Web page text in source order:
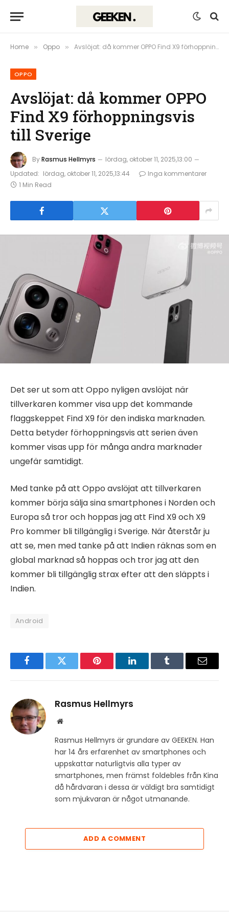
Home » Oppo » Avslöjat: då kommer OPPO Find X9 förhoppningsvis till Sverige
OPPO
Avslöjat: då kommer OPPO
Find X9 förhoppningsvis
till Sverige
ByRasmus Hellmyrs
lördag, oktober 11, 2025,13:00
Updated: lördag, oktober 11, 2025,13:44
Inga kommentarer
1 Min Read
Det ser ut som att Oppo nyligen avslöjat när
tillverkaren kommer visa upp det kommande
flaggskeppet Find X9 för den indiska marknaden.
Detta betyder förhoppningsvis att serien även
kommer visas upp för många andra marknader
ungefär samtidigt.
Med tanke på att Oppo avslöjat att tillverkaren
kommer börja sälja sina smartphones i Norden och
Europa så tror och hoppas jag att Find X9 och X9
Pro kommer bli tillgänglig i Sverige. När återstår ju
att se, men med tanke på att Indien räknas som en
global marknad så hoppas och tror jag att den
kommer bli tillgänglig strax efter att den släppts i
Indien.
Android
FacebookTwitter Pinterest LinkedInTumblr Email
Rasmus Hellmyrs
Website
Rasmus Hellmyrs är grundare av GEEKEN. Han
har 14 års erfarenhet av smartphones och
uppskattar naturligtvis alla typer av
smartphones, men främst foldebles från Kina
då hårdvaran i dessa är väldigt bra samtidigt
som mjukvaran är något utmanande.
ADD A COMMENT